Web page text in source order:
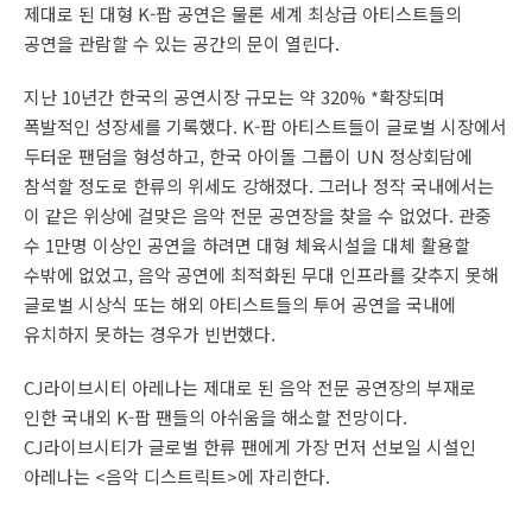
제대로 된 대형 K-팝 공연은 물론 세계 최상급 아티스트들의
공연을 관람할 수 있는 공간의 문이 열린다.
지난 10년간 한국의 공연시장 규모는 약 320% *확장되며
폭발적인 성장세를 기록했다. K-팝 아티스트들이 글로벌 시장에서
두터운 팬덤을 형성하고, 한국 아이돌 그룹이 UN 정상회담에
참석할 정도로 한류의 위세도 강해졌다. 그러나 정작 국내에서는
이 같은 위상에 걸맞은 음악 전문 공연장을 찾을 수 없었다. 관중
수 1만명 이상인 공연을 하려면 대형 체육시설을 대체 활용할
수밖에 없었고, 음악 공연에 최적화된 무대 인프라를 갖추지 못해
글로벌 시상식 또는 해외 아티스트들의 투어 공연을 국내에
유치하지 못하는 경우가 빈번했다.
CJ라이브시티 아레나는 제대로 된 음악 전문 공연장의 부재로
인한 국내외 K-팝 팬들의 아쉬움을 해소할 전망이다.
CJ라이브시티가 글로벌 한류 팬에게 가장 먼저 선보일 시설인
아레나는 <음악 디스트릭트>에 자리한다.